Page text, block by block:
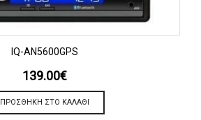
IQ-AN5600GPS
139.00€
ΠΡΟΣΘΉΚΗ ΣΤΟ ΚΑΛΆΘΙ